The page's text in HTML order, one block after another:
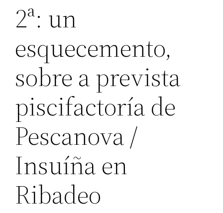
2ª: un
esquecemento,
sobre a prevista
piscifactoría de
Pescanova /
Insuíña en
Ribadeo